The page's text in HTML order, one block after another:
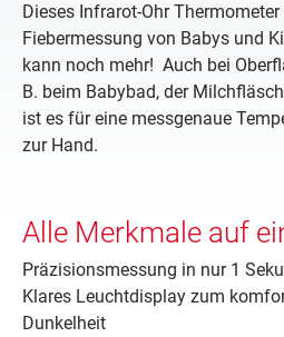
Dieses Infrarot-Ohr
Fiebermessung von Babys und
kann noch mehr! Auch bei
B. beim Babybad, der
ist es für eine messgenaue
zur Hand.
Alle Merkmale auf
Präzisionsmessung in nur 1
Klares Leuchtdisplay zum
Dunkelheit